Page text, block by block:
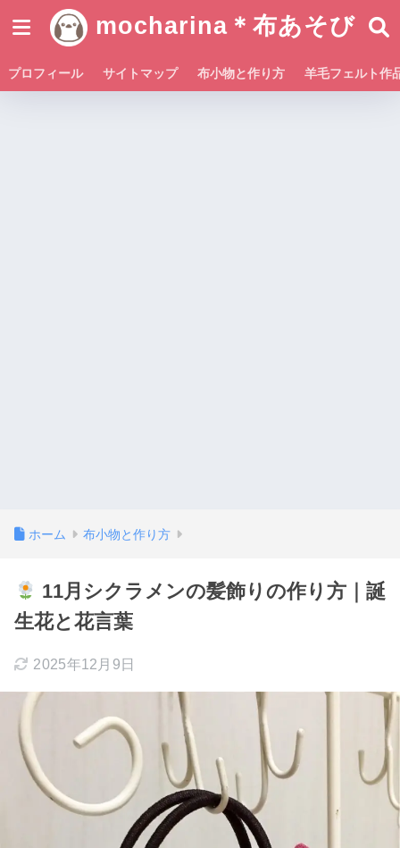
mocharina＊布あそび
プロフィール サイトマップ 布小物と作り方 羊毛フェルト作
ホーム 布小物と作り方
11月シクラメンの髪飾りの作り方｜誕
生花と花言葉
2025年12月9日